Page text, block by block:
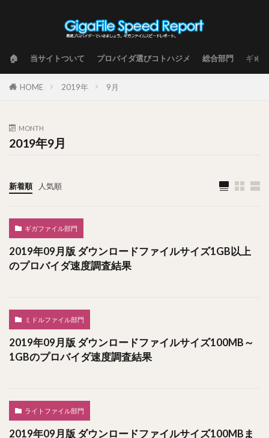
🏠 当サイトついて プロバイダ選びコトハジメ 総合部門 ギガ
HOME 2019年 9月
MONTH
2019年9月
新着順 人気順
ギガファイル部門
2019年09月版 ダウンロードファイルサイズ1GB以上
のプロバイダ速度調査結果
ミドルファイル部門
2019年09月版 ダウンロードファイルサイズ100MB～
1GBのプロバイダ速度調査結果
ライトファイル部門
2019年09月版 ダウンロードファイルサイズ100MBま